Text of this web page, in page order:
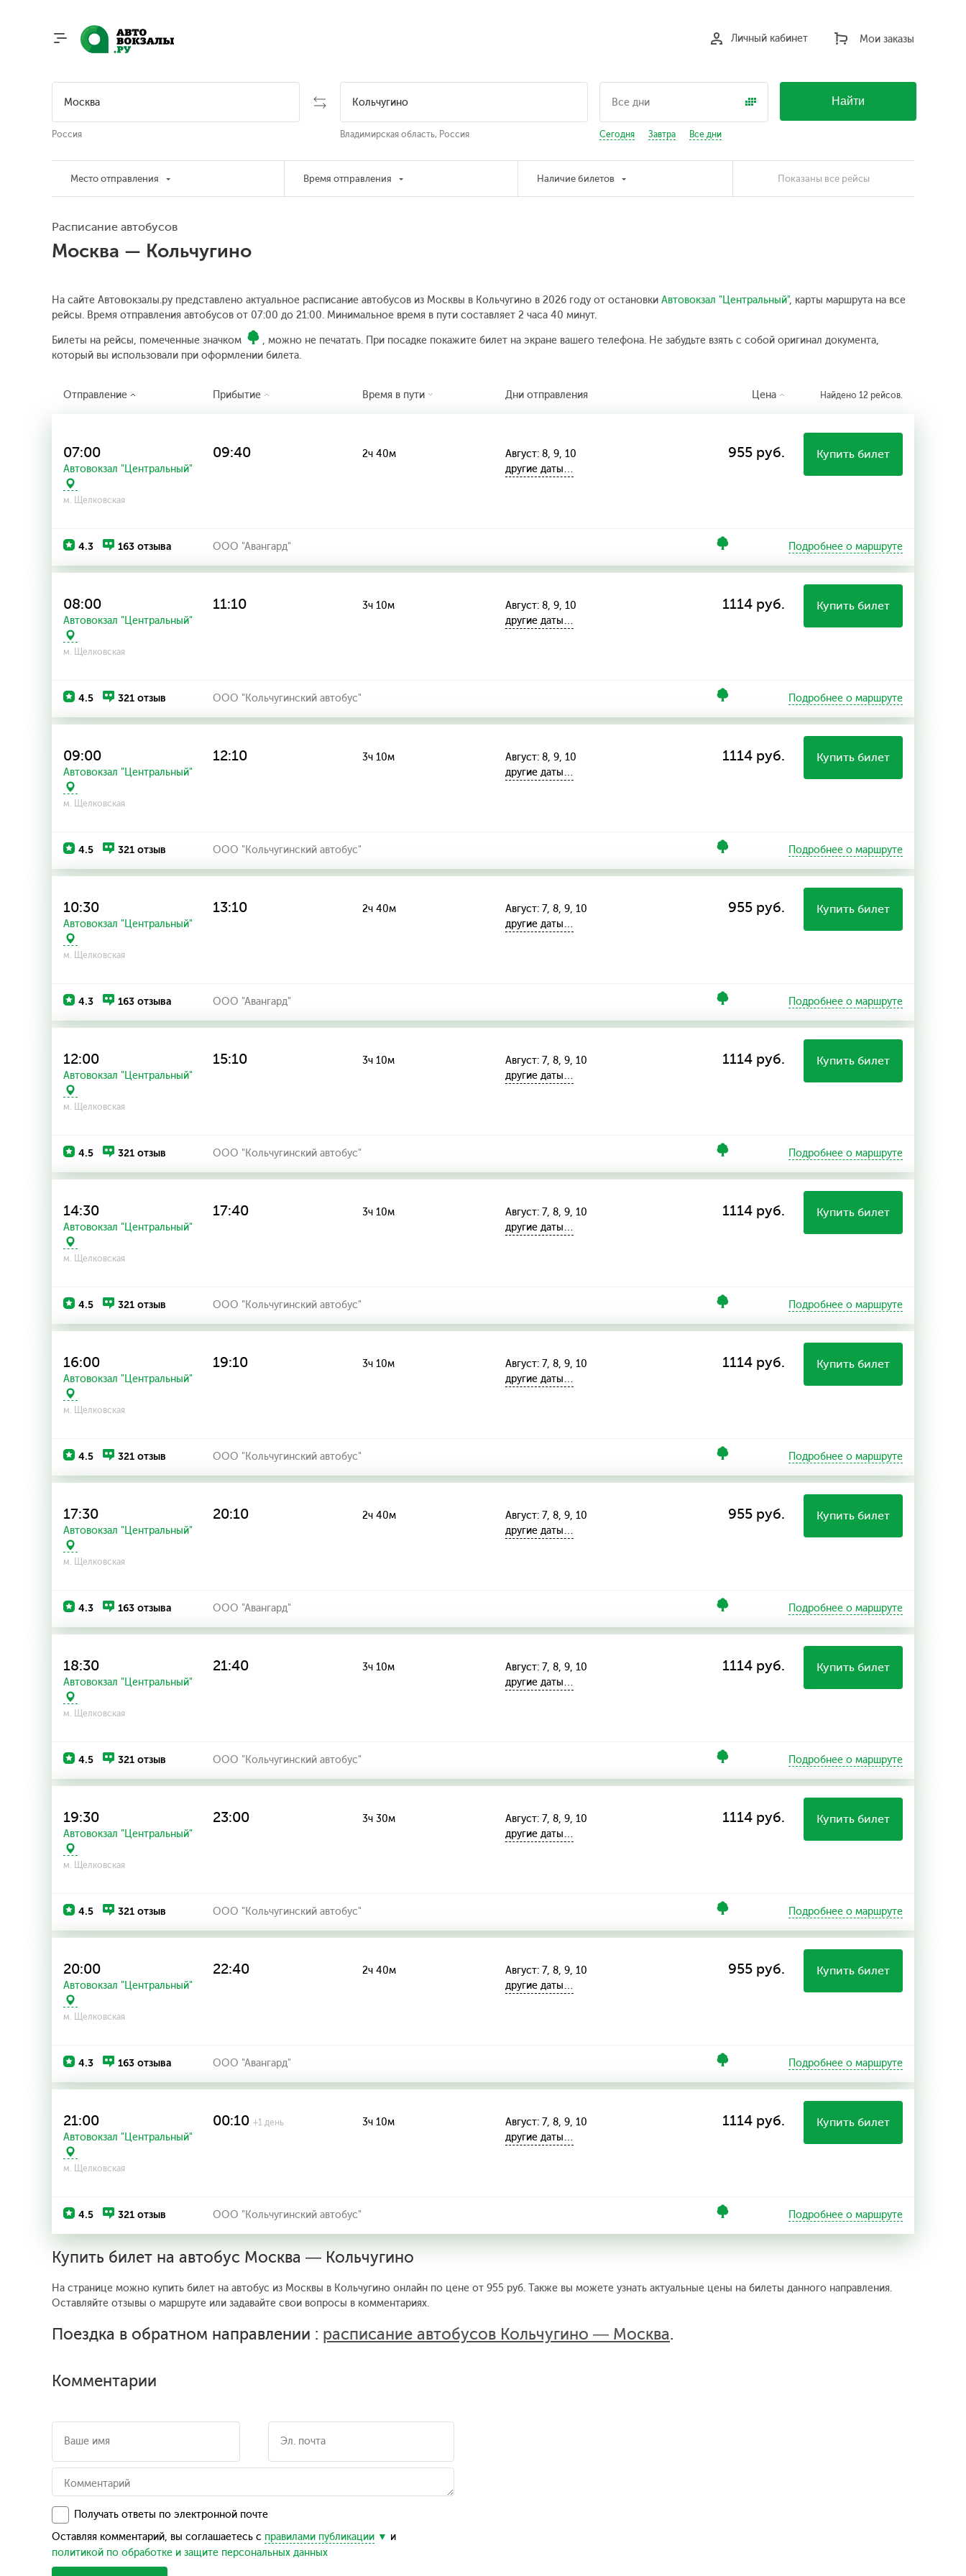
Мои заказы
Личный кабинет
Россия Владимирская область, Россия Сегодня Завтра Все дни
Найти
Место отправления Время отправления Наличие билетов Показаны все рейсы
Расписание автобусов
Москва — Кольчугино
На сайте Автовокзалы.ру представлено актуальное расписание автобусов из Москвы в Кольчугино в 2026 году от остановки Автовокзал "Центральный", карты маршрута на все
рейсы. Время отправления автобусов от 07:00 до 21:00. Минимальное время в пути составляет 2 часа 40 минут.
Билеты на рейсы, помеченные значком
, можно не печатать. При посадке покажите билет на экране вашего телефона. Не забудьте взять с собой оригинал документа,
который вы использовали при оформлении билета.
Отправление Прибытие Время в пути Дни отправления Цена Найдено 12 рейсов.
07:00
Автовокзал "Центральный"
м. Щелковская
09:40 2ч 40м
Август: 8, 9, 10
другие даты…
955 руб. Купить билет
4.3 163 отзыва ООО "Авангард" Подробнее о маршруте
08:00
Автовокзал "Центральный"
м. Щелковская
11:10 3ч 10м
Август: 8, 9, 10
другие даты…
1114 руб. Купить билет
4.5 321 отзыв ООО "Кольчугинский автобус" Подробнее о маршруте
09:00
Автовокзал "Центральный"
м. Щелковская
12:10 3ч 10м
Август: 8, 9, 10
другие даты…
1114 руб. Купить билет
4.5 321 отзыв ООО "Кольчугинский автобус" Подробнее о маршруте
10:30
Автовокзал "Центральный"
м. Щелковская
13:10 2ч 40м
Август: 7, 8, 9, 10
другие даты…
955 руб. Купить билет
4.3 163 отзыва ООО "Авангард" Подробнее о маршруте
12:00
Автовокзал "Центральный"
м. Щелковская
15:10 3ч 10м
Август: 7, 8, 9, 10
другие даты…
1114 руб. Купить билет
4.5 321 отзыв ООО "Кольчугинский автобус" Подробнее о маршруте
14:30
Автовокзал "Центральный"
м. Щелковская
17:40 3ч 10м
Август: 7, 8, 9, 10
другие даты…
1114 руб. Купить билет
4.5 321 отзыв ООО "Кольчугинский автобус" Подробнее о маршруте
16:00
Автовокзал "Центральный"
м. Щелковская
19:10 3ч 10м
Август: 7, 8, 9, 10
другие даты…
1114 руб. Купить билет
4.5 321 отзыв ООО "Кольчугинский автобус" Подробнее о маршруте
17:30
Автовокзал "Центральный"
м. Щелковская
20:10 2ч 40м
Август: 7, 8, 9, 10
другие даты…
955 руб. Купить билет
4.3 163 отзыва ООО "Авангард" Подробнее о маршруте
18:30
Автовокзал "Центральный"
м. Щелковская
21:40 3ч 10м
Август: 7, 8, 9, 10
другие даты…
1114 руб. Купить билет
4.5 321 отзыв ООО "Кольчугинский автобус" Подробнее о маршруте
19:30
Автовокзал "Центральный"
м. Щелковская
23:00 3ч 30м
Август: 7, 8, 9, 10
другие даты…
1114 руб. Купить билет
4.5 321 отзыв ООО "Кольчугинский автобус" Подробнее о маршруте
20:00
Автовокзал "Центральный"
м. Щелковская
22:40 2ч 40м
Август: 7, 8, 9, 10
другие даты…
955 руб. Купить билет
4.3 163 отзыва ООО "Авангард" Подробнее о маршруте
21:00
Автовокзал "Центральный"
м. Щелковская
00:10 +1 день 3ч 10м
Август: 7, 8, 9, 10
другие даты…
1114 руб. Купить билет
4.5 321 отзыв ООО "Кольчугинский автобус" Подробнее о маршруте
Купить билет на автобус Москва — Кольчугино
На странице можно купить билет на автобус из Москвы в Кольчугино онлайн по цене от 955 руб. Также вы можете узнать актуальные цены на билеты данного направления.
Оставляйте отзывы о маршруте или задавайте свои вопросы в комментариях.
Поездка в обратном направлении : расписание автобусов Кольчугино — Москва.
Комментарии
Получать ответы по электронной почте
Оставляя комментарий, вы соглашаетесь с правилами публикации
и
политикой по обработке и защите персональных данных